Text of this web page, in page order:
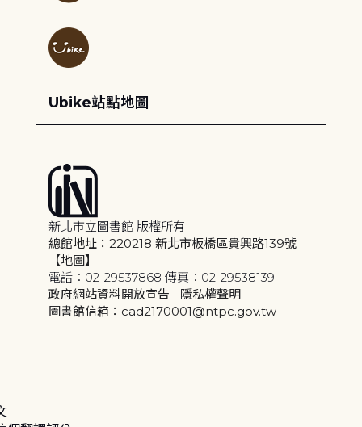
Ubike站點地圖
新北市立圖書館 版權所有
總館地址：220218 新北市板橋區貴興路139號
【地圖】
電話：02-29537868 傳真：02-29538139
政府網站資料開放宣告 | 隱私權聲明
圖書館信箱：cad2170001@ntpc.gov.tw